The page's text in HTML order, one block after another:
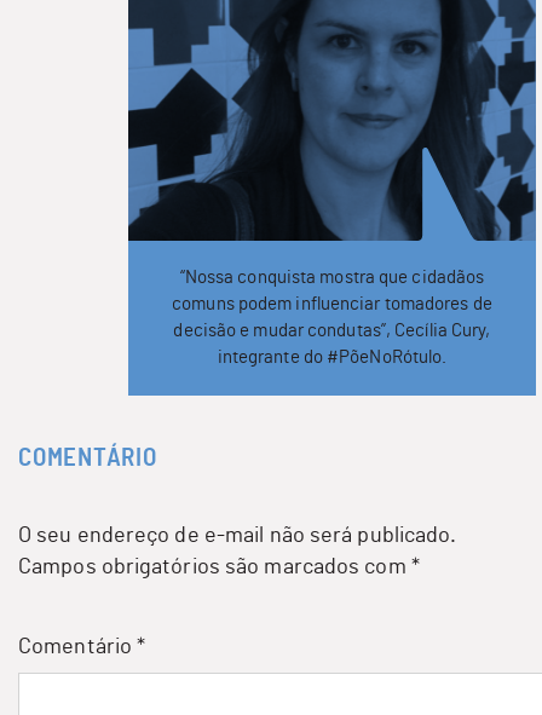
“Nossa conquista mostra que cidadãos
comuns podem influenciar tomadores de
decisão e mudar condutas”, Cecília Cury,
integrante do #PõeNoRótulo.
COMENTÁRIO
O seu endereço de e-mail não será publicado.
Campos obrigatórios são marcados com *
Comentário*